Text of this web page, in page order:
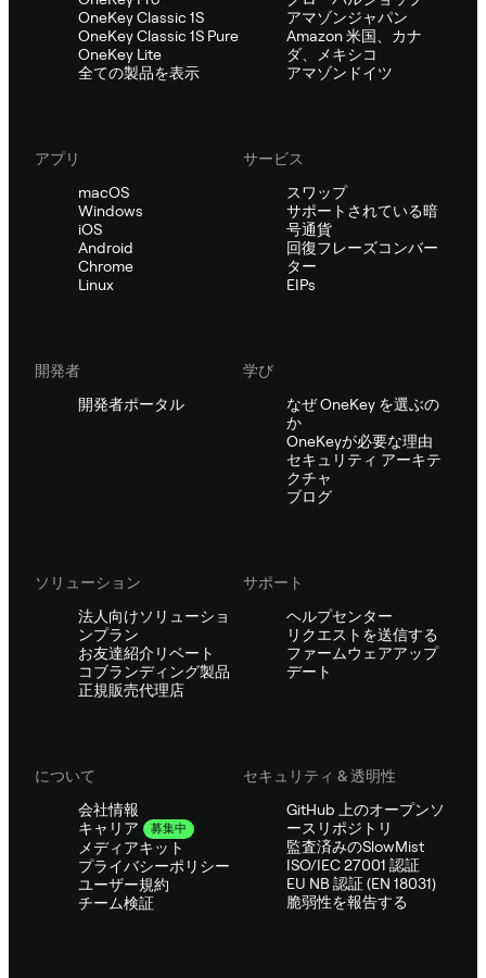
OneKey Classic 1S
OneKey Classic 1S Pure
OneKey Lite
全ての製品を表示
アマゾンジャパン
Amazon 米国、カナ
ダ、メキシコ
アマゾンドイツ
アプリ
macOS
Windows
iOS
Android
Chrome
Linux
サービス
スワップ
サポートされている暗
号通貨
回復フレーズコンバー
ター
EIPs
開発者
開発者ポータル
学び
なぜ OneKey を選ぶの
か
OneKeyが必要な理由
セキュリティ アーキテ
クチャ
ブログ
ソリューション
法人向けソリューショ
ンプラン
お友達紹介リベート
コブランディング製品
正規販売代理店
サポート
ヘルプセンター
リクエストを送信する
ファームウェアアップ
デート
について
会社情報
キャリア
募集中
メディアキット
プライバシーポリシー
ユーザー規約
チーム検証
セキュリティ & 透明性
GitHub 上のオープンソ
ースリポジトリ
監査済みのSlowMist
ISO/IEC 27001 認証
EU NB 認証 (EN 18031)
脆弱性を報告する